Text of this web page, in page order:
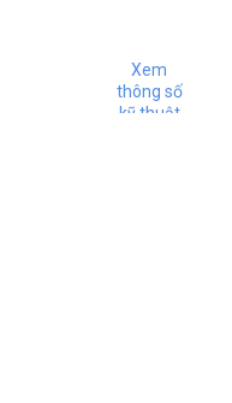
Xem
thông số
kỹ thuật